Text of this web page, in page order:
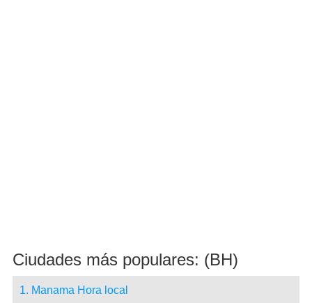
Ciudades más populares: (BH)
1. Manama Hora local